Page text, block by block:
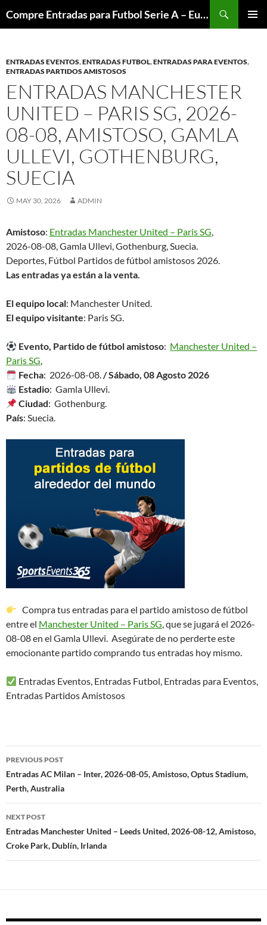
to
Compre Entradas para Futbol Serie A – Europa League – Premier League – Bundesliga
ENTRADAS EVENTOS,ENTRADAS FUTBOL,ENTRADAS PARA EVENTOS,
ENTRADAS PARTIDOS AMISTOSOS
ENTRADAS MANCHESTER
UNITED – PARIS SG, 2026-
08-08, AMISTOSO, GAMLA
ULLEVI, GOTHENBURG,
SUECIA
MAY 30, 2026 ADMIN
Amistoso: Entradas Manchester United – Paris SG,
2026-08-08, Gamla Ullevi, Gothenburg, Suecia.
Deportes, Fútbol Partidos de fútbol amistosos 2026.
Las entradas ya están a la venta.
El equipo local: Manchester United.
El equipo visitante: Paris SG.
Evento, Partido de fútbol amistoso: Manchester United –
Paris SG,
Fecha: 2026-08-08./ Sábado, 08 Agosto 2026
Estadio: Gamla Ullevi.
Ciudad: Gothenburg.
País: Suecia.
Compra tus entradas para el partido amistoso de fútbol
entre el Manchester United – Paris SG, que se jugará el 2026-
08-08 en el Gamla Ullevi. Asegúrate de no perderte este
emocionante partido comprando tus entradas hoy mismo.
Entradas Eventos, Entradas Futbol, Entradas para Eventos,
Entradas Partidos Amistosos
Post
navigation
PREVIOUS POST
Entradas AC Milan – Inter, 2026-08-05, Amistoso, Optus Stadium,
Perth, Australia
NEXT POST
Entradas Manchester United – Leeds United, 2026-08-12, Amistoso,
Croke Park, Dublín, Irlanda